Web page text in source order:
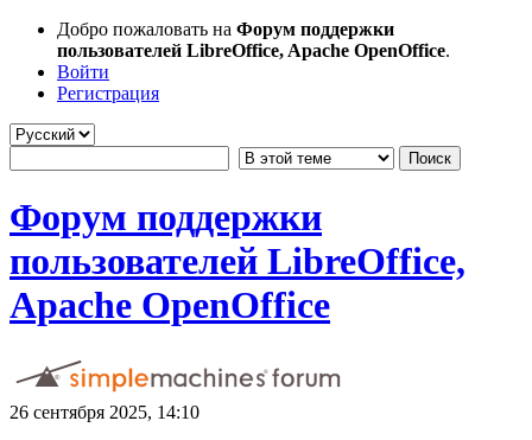
Добро пожаловать на Форум поддержки
пользователей LibreOffice, Apache OpenOffice.
Войти
Регистрация
Форум поддержки
пользователей LibreOffice,
Apache OpenOffice
26 сентября 2025, 14:10